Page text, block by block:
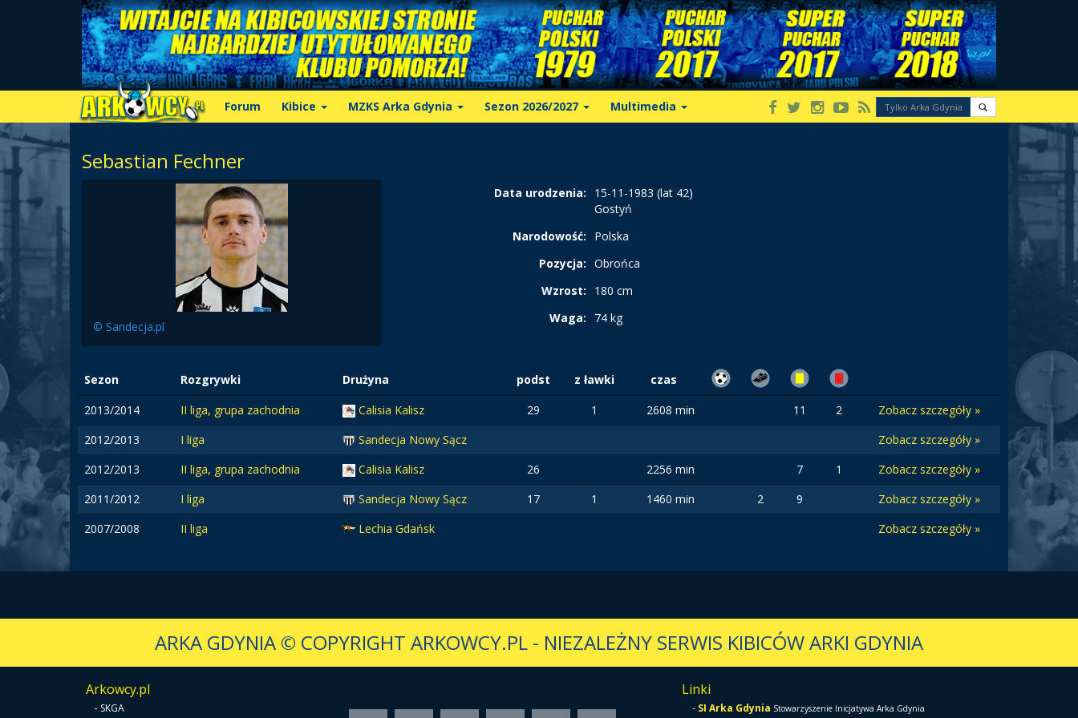
Forum Kibice MZKS Arka Gdynia Sezon 2026/2027 Multimedia
Sebastian Fechner
© Sandecja.pl
Data urodzenia:
15-11-1983 (lat 42)
Gostyń
Narodowość:
Polska
Pozycja: Obrońca
Wzrost:
180 cm
Waga:
74 kg
Sezon Rozgrywki Drużyna podst z ławki
czas
2013/2014
II liga, grupa zachodnia Calisia Kalisz 29 1 2608 min 11 2
Zobacz szczegóły »
2012/2013
I liga Sandecja Nowy Sącz
Zobacz szczegóły »
2012/2013
II liga, grupa zachodnia Calisia Kalisz 26 2256 min 7 1
Zobacz szczegóły »
2011/2012
I liga Sandecja Nowy Sącz 17 1 1460 min 2 9
Zobacz szczegóły »
2007/2008
II liga Lechia Gdańsk Zobacz szczegóły »
ARKA GDYNIA© COPYRIGHT ARKOWCY.PL - NIEZALEŻNY SERWIS KIBICÓW ARKI GDYNIA
Arkowcy.pl
- SKGA
Linki
- SI Arka Gdynia Stowarzyszenie Inicjatywa Arka Gdynia